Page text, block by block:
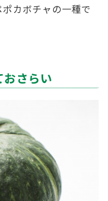
ポカボチャの一種で
さらい